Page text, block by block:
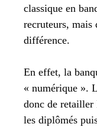
classique en
recruteurs, mais
différence.
En effet, la
« numérique ».
donc de retailler
les diplômés